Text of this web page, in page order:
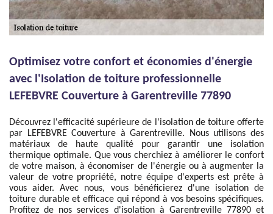
Optimisez votre confort et économies d'énergie
avec l'Isolation de toiture professionnelle
LEFEBVRE Couverture à Garentreville 77890
Découvrez l'efficacité supérieure de l'isolation de toiture offerte
par LEFEBVRE Couverture à Garentreville. Nous utilisons des
matériaux de haute qualité pour garantir une isolation
thermique optimale. Que vous cherchiez à améliorer le confort
de votre maison, à économiser de l'énergie ou à augmenter la
valeur de votre propriété, notre équipe d'experts est prête à
vous aider. Avec nous, vous bénéficierez d'une isolation de
toiture durable et efficace qui répond à vos besoins spécifiques.
Profitez de nos services d'isolation à Garentreville 77890 et